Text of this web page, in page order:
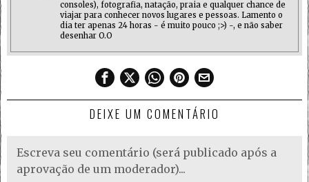
consoles), fotografia, natação, praia e qualquer chance de
viajar para conhecer novos lugares e pessoas. Lamento o
dia ter apenas 24 horas - é muito pouco ;>) -, e não saber
desenhar O.O
DEIXE UM COMENTÁRIO